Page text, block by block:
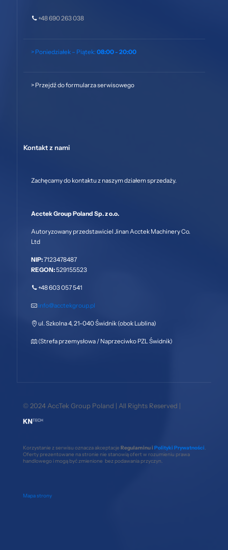
+48 690 263 038
> Poniedziałek – Piątek: 08:00 - 20:00
> Przejdź do formularza serwisowego
Kontakt z nami
Zachęcamy do kontaktu z naszym działem sprzedaży.
Acctek Group Poland Sp. z o.o.
Autoryzowany przedstawiciel Jinan Acctek Machinery Co.
Ltd
NIP:7123478487
REGON:529155523
+48 603 057 541
info@acctekgroup.pl
ul. Szkolna 4, 21-040 Świdnik (obok Lublina)
(Strefa przemysłowa / Naprzeciwko PZL Świdnik)
© 2024 AccTek Group Poland | All Rights Reserved |
Korzystanie z serwisu oznacza akceptacje Regulaminu i Polityki Prywatności.
Oferty prezentowane na stronie nie stanowią ofert w rozumieniu prawa
handlowego i mogą być zmienione bez podawania przyczyn.
Mapa strony